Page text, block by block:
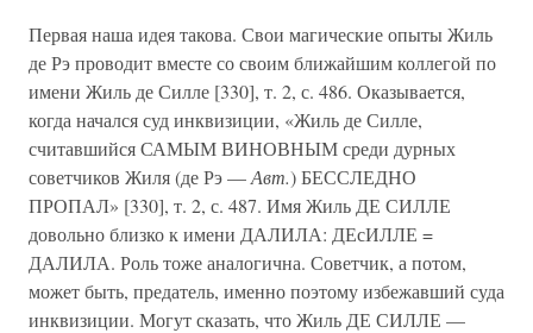
Первая наша идея такова. Свои магические опыты Жиль
де Рэ проводит вместе со своим ближайшим коллегой по
имени Жиль де Силле [330], т. 2, с. 486. Оказывается,
когда начался суд инквизиции, «Жиль де Силле,
считавшийся САМЫМ ВИНОВНЫМ среди дурных
советчиков Жиля (де Рэ —Авт.) БЕССЛЕДНО
ПРОПАЛ» [330], т. 2, с. 487. Имя Жиль ДЕ СИЛЛЕ
довольно близко к имени ДАЛИЛА: ДЕсИЛЛЕ =
ДАЛИЛА. Роль тоже аналогична. Советчик, а потом,
может быть, предатель, именно поэтому избежавший суда
инквизиции. Могут сказать, что Жиль ДЕ СИЛЛЕ —